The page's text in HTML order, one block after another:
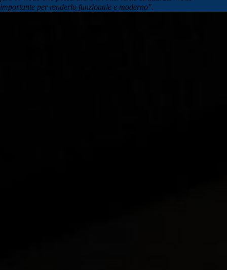
importante per renderlo funzionale e moderno".